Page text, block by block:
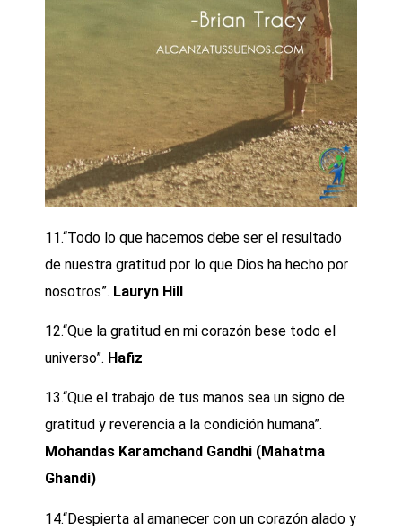
11.“Todo lo que hacemos debe ser el resultado
de nuestra gratitud por lo que Dios ha hecho por
nosotros”. Lauryn Hill
12.“Que la gratitud en mi corazón bese todo el
universo”. Hafiz
13.“Que el trabajo de tus manos sea un signo de
gratitud y reverencia a la condición humana”.
Mohandas Karamchand Gandhi (Mahatma
Ghandi)
14.“Despierta al amanecer con un corazón alado y